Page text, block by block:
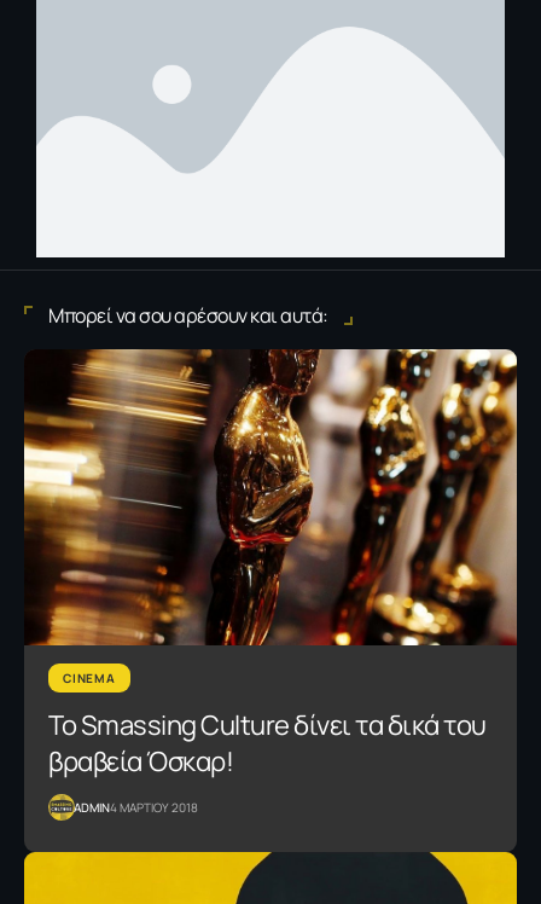
Μπορεί να σου αρέσουν και αυτά:
CINEMA
Το Smassing Culture δίνει τα δικά του
βραβεία Όσκαρ!
ADMIN4 ΜΑΡΤΙΟΥ 2018